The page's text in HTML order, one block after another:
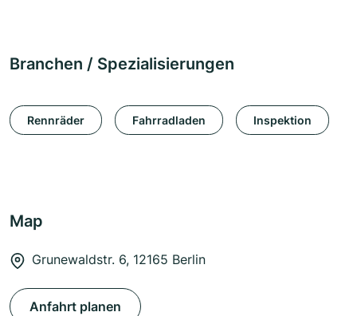
Branchen / Spezialisierungen
Rennräder Fahrradladen Inspektion
Map
Grunewaldstr. 6, 12165 Berlin
Anfahrt planen